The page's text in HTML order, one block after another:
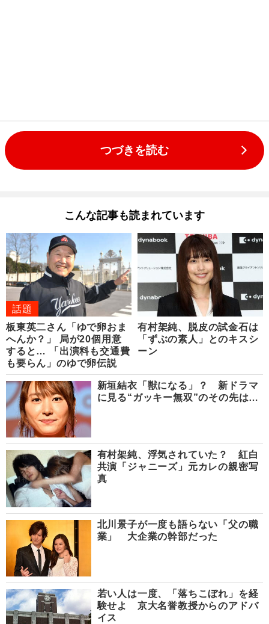
つづきを読む
こんな記事も読まれています
話題
板東英二さん「ゆで卵おま
へんか？」 局が20個用意
すると… 「出演料も交通費
も要らん」のゆで卵伝説
有村架純、脱皮の試金石は
「ずぶの素人」とのキスシ
ーン
新垣結衣「獣になる」？ 新ドラマ
に見る“ガッキー無双”のその先は…
有村架純、浮気されていた？ 紅白
共演「ジャニーズ」元カレの親密写
真
北川景子が一度も語らない「父の職
業」 大企業の幹部だった
若い人は一度、「落ちこぼれ」を経
験せよ 京大名誉教授からのアドバ
イス